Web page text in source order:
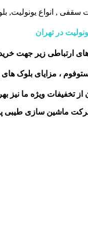
سقفی , انواع یونولیت,
در تهران
ارتباطی زیر جهت
، مزایای بلوک های
تخفیفات ویژه ما نیز
ماشین سازی طیبی